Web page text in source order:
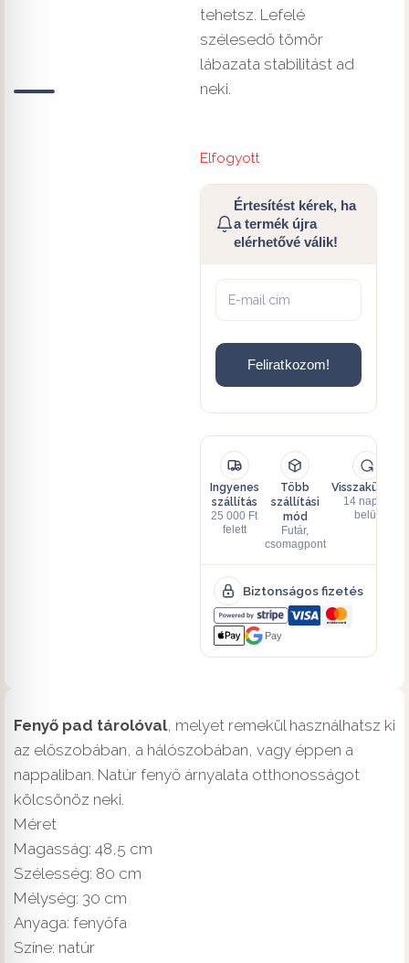
tehetsz. Lefelé
szélesedő tömör
lábazata stabilitást ad
neki.
Elfogyott
Értesítést kérek, ha
a termék újra
elérhetővé válik!
Feliratkozom!
Ingyenes
szállítás
25 000 Ft
felett
Több
szállítási
mód
Futár,
csomagpont
Visszaküldés
14 napon
belül
Biztonságos fizetés
Pay
Fenyő pad tárolóval, melyet remekül használhatsz ki
az előszobában, a hálószobában, vagy éppen a
nappaliban. Natúr fenyő árnyalata otthonosságot
kölcsönöz neki.
Méret
Magasság: 48,5 cm
Szélesség: 80 cm
Mélység: 30 cm
Anyaga: fenyőfa
Színe: natúr